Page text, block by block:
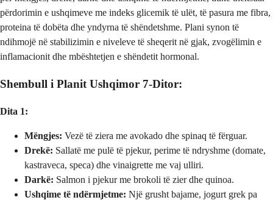
përdorimin e ushqimeve me indeks glicemik të ulët, të pasura me fibra,
proteina të dobëta dhe yndyrna të shëndetshme. Plani synon të
ndihmojë në stabilizimin e niveleve të sheqerit në gjak, zvogëlimin e
inflamacionit dhe mbështetjen e shëndetit hormonal.
Shembull i Planit Ushqimor 7-Ditor:
Dita 1:
Mëngjes: Vezë të ziera me avokado dhe spinaq të fërguar.
Drekë: Sallatë me pulë të pjekur, perime të ndryshme (domate,
kastraveca, speca) dhe vinaigrette me vaj ulliri.
Darkë: Salmon i pjekur me brokoli të zier dhe quinoa.
Ushqime të ndërmjetme: Një grusht bajame, jogurt grek pa